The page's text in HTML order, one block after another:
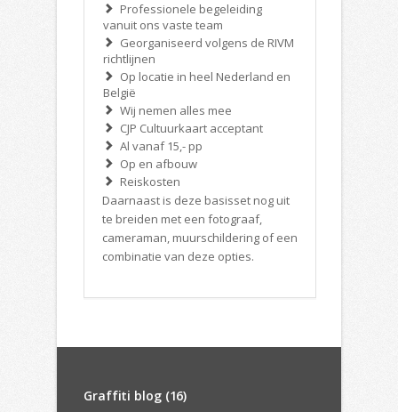
Professionele begeleiding
vanuit ons vaste team
Georganiseerd volgens de RIVM
richtlijnen
Op locatie in heel Nederland en
België
Wij nemen alles mee
CJP Cultuurkaart acceptant
Al vanaf 15,- pp
Op en afbouw
Reiskosten
Daarnaast is deze basisset nog uit
te breiden met een fotograaf,
cameraman, muurschildering of een
combinatie van deze opties.
Graffiti blog (16)